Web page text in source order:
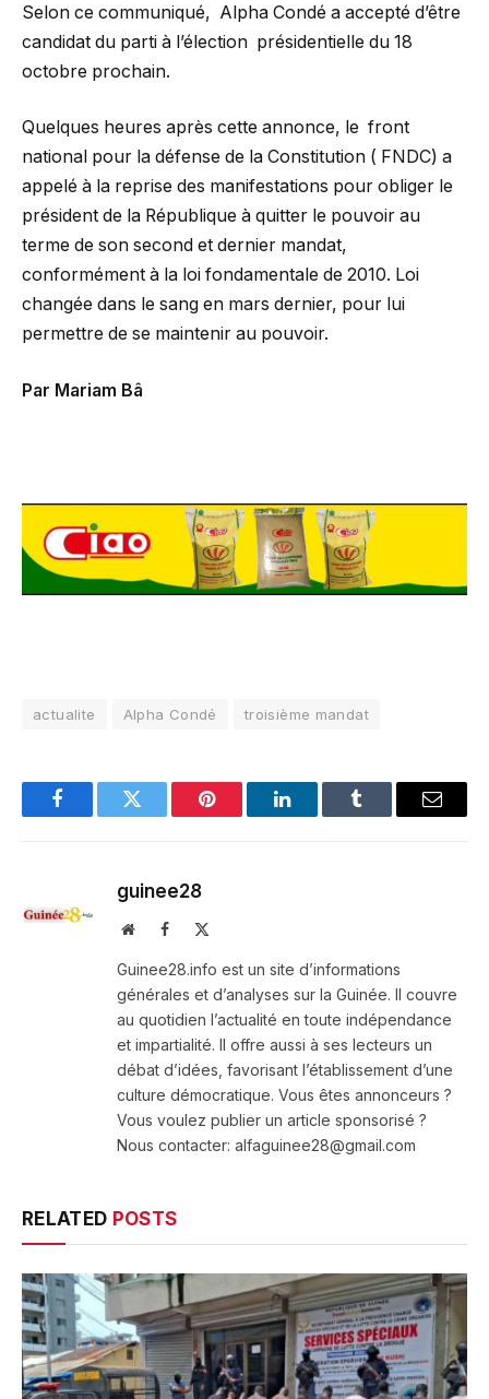
Selon ce communiqué, Alpha Condé a accepté d’être
candidat du parti à l’élection présidentielle du 18
octobre prochain.
Quelques heures après cette annonce, le front
national pour la défense de la Constitution ( FNDC) a
appelé à la reprise des manifestations pour obliger le
président de la République à quitter le pouvoir au
terme de son second et dernier mandat,
conformément à la loi fondamentale de 2010. Loi
changée dans le sang en mars dernier, pour lui
permettre de se maintenir au pouvoir.
Par Mariam Bâ
actualite Alpha Condé troisième mandat
FacebookTwitter Pinterest LinkedInTumblr Email
guinee28
WebsiteFacebook
Guinee28.info est un site d’informations
générales et d’analyses sur la Guinée. Il couvre
au quotidien l’actualité en toute indépendance
et impartialité. Il offre aussi à ses lecteurs un
débat d’idées, favorisant l’établissement d’une
culture démocratique. Vous êtes annonceurs ?
Vous voulez publier un article sponsorisé ?
Nous contacter: alfaguinee28@gmail.com
RELATED POSTS